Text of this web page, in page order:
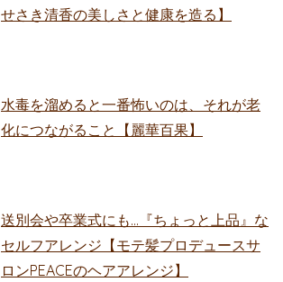
せさき清香の美しさと健康を造る】
水毒を溜めると一番怖いのは、それが老
化につながること【麗華百果】
送別会や卒業式にも…『ちょっと上品』な
セルフアレンジ【モテ髪プロデュースサ
ロンPEACEのヘアアレンジ】